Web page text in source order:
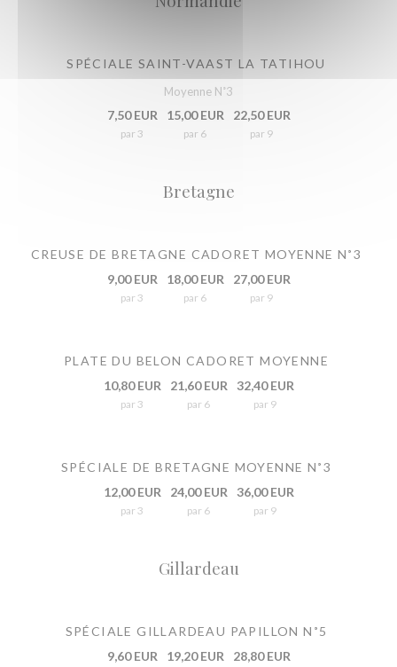
SPÉCIALE SAINT-VAAST LA TATIHOU
Moyenne N˚3
7,50 EUR
par 3
15,00 EUR
par 6
22,50 EUR
par 9
Bretagne
CREUSE DE BRETAGNE CADORET MOYENNE N˚3
9,00 EUR
par 3
18,00 EUR
par 6
27,00 EUR
par 9
PLATE DU BELON CADORET MOYENNE
10,80 EUR
par 3
21,60 EUR
par 6
32,40 EUR
par 9
SPÉCIALE DE BRETAGNE MOYENNE N˚3
12,00 EUR
par 3
24,00 EUR
par 6
36,00 EUR
par 9
Gillardeau
SPÉCIALE GILLARDEAU PAPILLON N˚5
9,60 EUR
19,20 EUR 28,80 EUR